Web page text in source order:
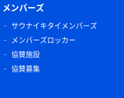
メンバーズ
サウナイキタイメンバーズ
メンバーズロッカー
協賛施設
協賛募集